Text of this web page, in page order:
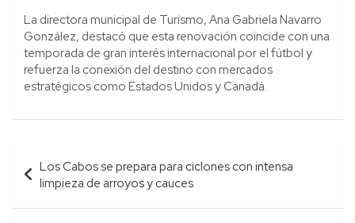
La directora municipal de Turismo, Ana Gabriela Navarro
González, destacó que esta renovación coincide con una
temporada de gran interés internacional por el fútbol y
refuerza la conexión del destino con mercados
estratégicos como Estados Unidos y Canadá.
Navegación
de
entradas
Los Cabos se prepara para ciclones con intensa
limpieza de arroyos y cauces